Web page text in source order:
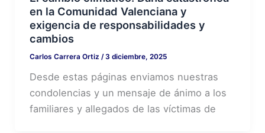
en la Comunidad Valenciana y
exigencia de responsabilidades y
cambios
Carlos Carrera Ortiz /3 diciembre, 2025
Desde estas páginas enviamos nuestras
condolencias y un mensaje de ánimo a los
familiares y allegados de las víctimas de